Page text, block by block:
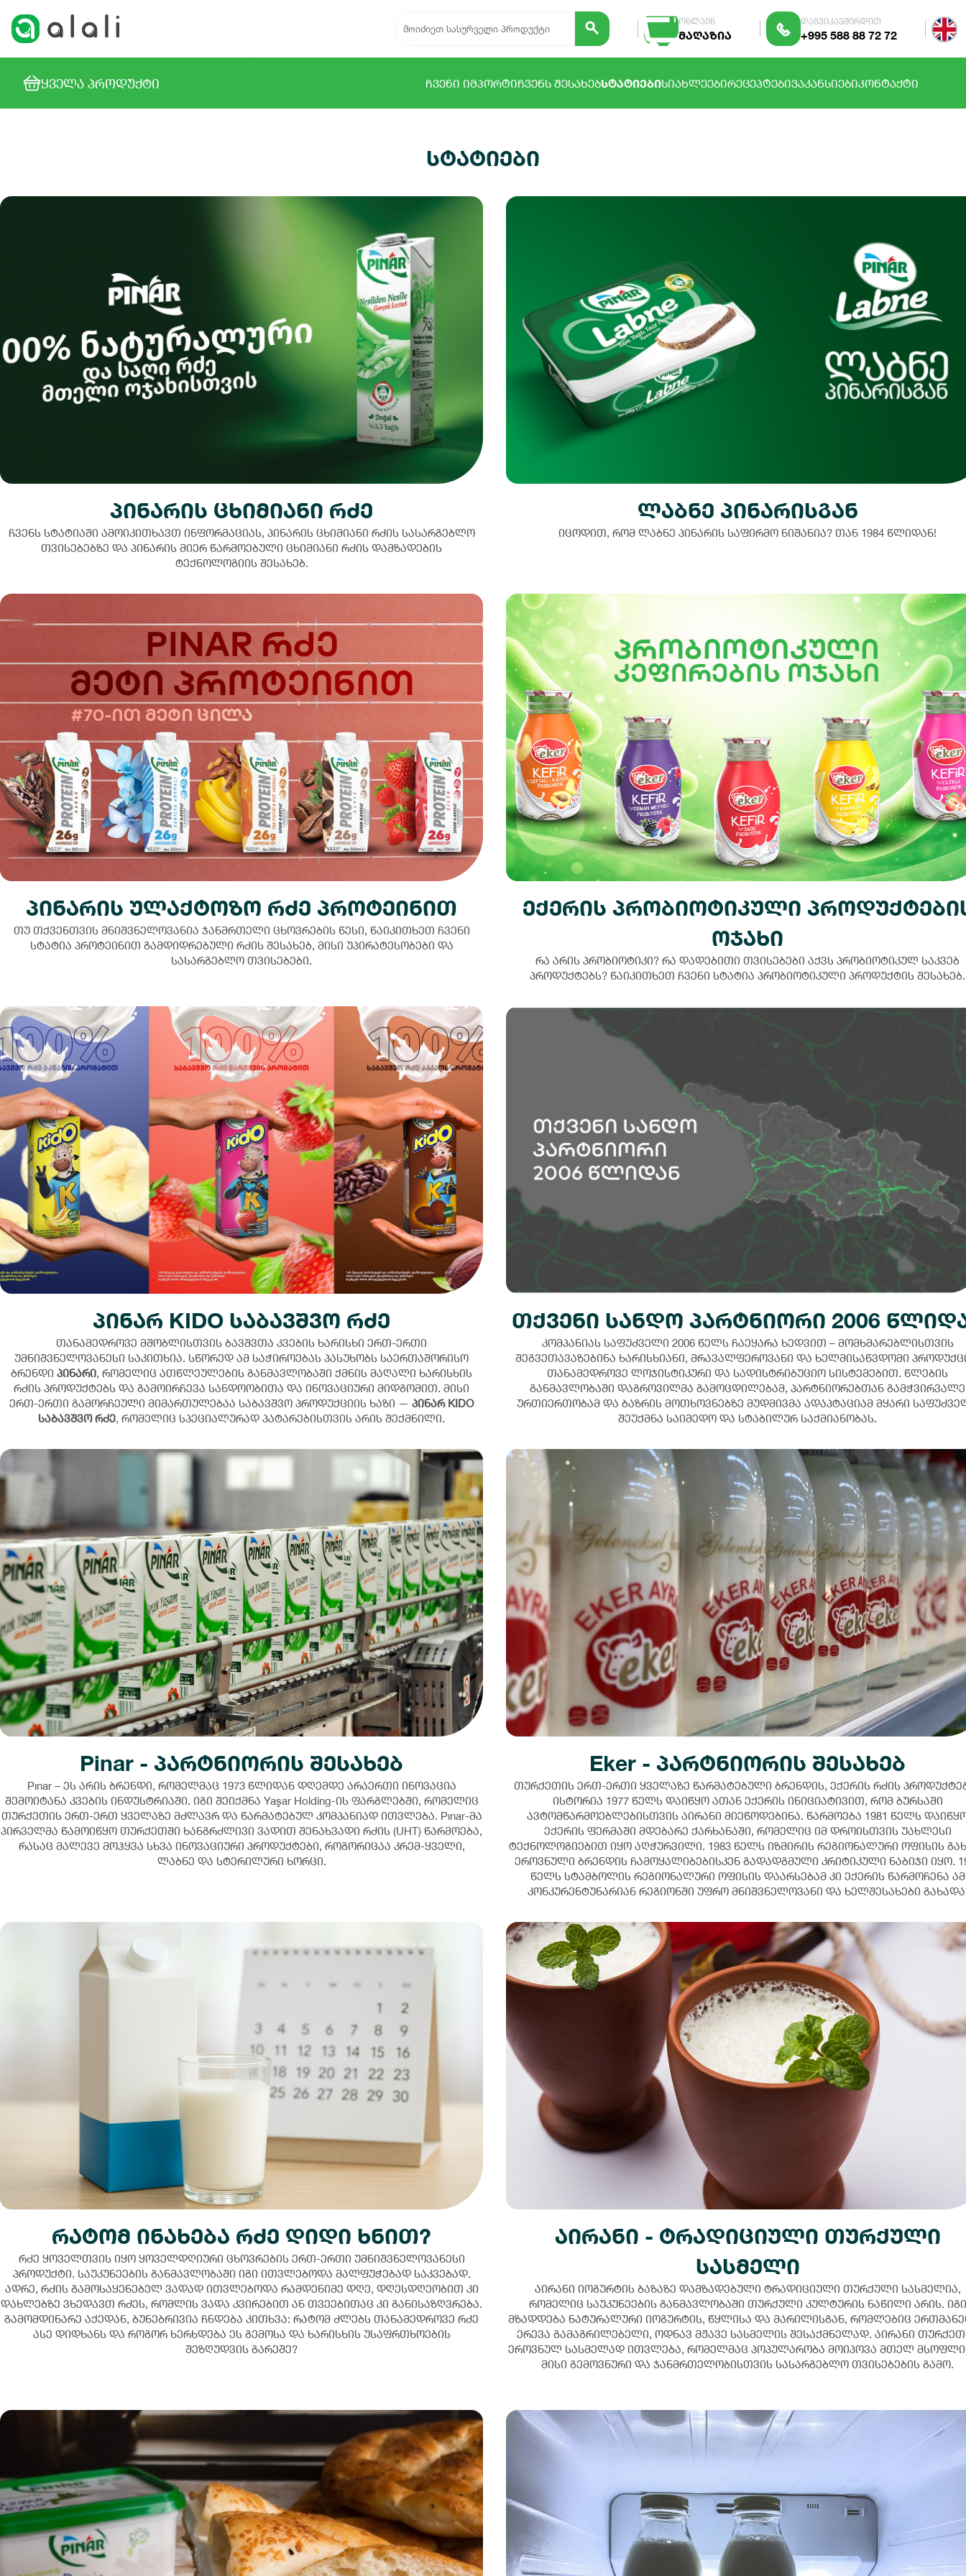
ონლაინ
მაღაზია
დაგვიკავშირდით
+995 588 88 72 72
ᲧᲕᲔᲚᲐ ᲞᲠᲝᲓᲣᲥᲢᲘ ᲩᲕᲔᲜᲘ ᲘᲛᲞᲝᲠᲢᲘᲩᲕᲔᲜᲡ ᲨᲔᲡᲐᲮᲔᲑᲡᲢᲐᲢᲘᲔᲑᲘᲡᲘᲐᲮᲚᲔᲔᲑᲘᲠᲔᲪᲔᲞᲢᲔᲑᲘᲕᲐᲙᲐᲜᲡᲘᲔᲑᲘᲙᲝᲜᲢᲐᲥᲢᲘ
სტატიები
პინარის ცხიმიანი რძე
ჩვენს სტატიაში ამოიკითხავთ ინფორმაციას, პინარის ცხიმიანი რძის სასარგებლო
თვისებებზე და პინარის მიერ წარმოებული ცხიმიანი რძის დამზადების
ტექნოლოგიის შესახებ.
ლაბნე პინარისგან
იცოდით, რომ ლაბნე პინარის საფირმო ნიშანია? თან 1984 წლიდან!
პინარის ულაქტოზო რძე პროტეინით
თუ თქვენთვის მნიშვნელოვანია ჯანმრთელი ცხოვრების წესი, წაიკითხეთ ჩვენი
სტატია პროტეინით გამდიდრებული რძის შესახებ, მისი უპირატესობები და
სასარგებლო თვისებები.
ექერის პრობიოტიკული
ოჯახი
რა არის პრობიოტიკი? რა დადებითი თვისებები აქვს პრობიოტიკულ საკვებ
პროდუქტებს? წაიკითხეთ ჩვენი სტატია პრობიოტიკული პროდუქტის შესახებ.
პინარ KIDO საბავშვო რძე
თანამედროვე მშობლისთვის ბავშვთა კვების ხარისხი ერთ-ერთი
უმნიშვნელოვანესი საკითხია. სწორედ ამ საჭიროებას პასუხობს საერთაშორისო
ბრენდი პინარი, რომელიც ათწლეულების განმავლობაში ქმნის მაღალი ხარისხის
რძის პროდუქტებს და გამოირჩევა სანდოობითა და ინოვაციური მიდგომით. მისი
ერთ-ერთი გამორჩეული მიმართულებაა საბავშვო პროდუქციის ხაზი — პინარ KIDO
საბავშვო რძე, რომელიც სპეციალურად პატარებისთვის არის შექმნილი.
თქვენი სანდო პარტნიორი 2006
კომპანიას საფუძველი 2006 წელს ჩაეყარა ხედვით – მომხმარებლისთვის
შეგვეთავაზებინა ხარისხიანი, მრავალფეროვანი და ხელმისაწვდომი
თანამედროვე ლოჯისტიკური და სადისტრიბუციო სისტემებით. წლების
განმავლობაში დაგროვილმა გამოცდილებამ, პარტნიორებთან გამჭვირვალე
ურთიერთობამ და ბაზრის მოთხოვნებზე მუდმივმა ადაპტაციამ მყარი
შეუქმნა საიმედო და სტაბილურ საქმიანობას.
Pinar - პარტნიორის შესახებ
Pınar – ეს არის ბრენდი, რომელმაც 1973 წლიდან დღემდე არაერთი ინოვაცია
შემოიტანა კვების ინდუსტრიაში. იგი შეიქმნა Yaşar Holding-ის ფარგლებში, რომელიც
თურქეთის ერთ-ერთ ყველაზე მძლავრ და წარმატებულ კომპანიად ითვლება. Pınar-მა
პირველმა წამოიწყო თურქეთში ხანგრძლივი ვადით შენახვადი რძის (UHT) წარმოება,
რასაც მალევე მოჰყვა სხვა ინოვაციური პროდუქტები, როგორიცაა კრემ-ყველი,
ლაბნე და სტერილური ხორცი.
Eker - პარტნიორის შესახებ
თურქეთის ერთ-ერთი ყველაზე წარმატებული ბრენდის, ექერის რძის
ისტორია 1977 წელს დაიწყო ათან ექერის ინიციატივით, რომ ბურსაში
ავტომწარმოებლებისთვის აირანი მიეწოდებინა. წარმოება 1981 წელს
ექერის ფერმაში მდებარე ქარხანაში, რომელიც იმ დროისთვის უახლესი
ტექნოლოგიებით იყო აღჭურვილი. 1983 წელს იზმირის რეგიონალური ოფისის
ეროვნული ბრენდის ჩამოყალიბებისკენ გადადგმული კრიტიკული ნაბიჯი იყო.
წელს სტამბოლის რეგიონალური ოფისის დაარსებამ კი ექერის წარმოჩენა ამ
კონკურენტუნარიან რეგიონში უფრო მნიშვნელოვანი და ხელშესახები
რატომ ინახება რძე დიდი ხნით?
რძე ყოველთვის იყო ყოველდღიური ცხოვრების ერთ-ერთი უმნიშვნელოვანესი
პროდუქტი. საუკუნეების განმავლობაში იგი ითვლებოდა მალფუჭებად საკვებად.
ადრე, რძის გამოსაყენებელ ვადად ითვლებოდა რამდენიმე დღე, დღესდღეობით კი
დახლებზე ვხედავთ რძეს, რომლის ვადა კვირებით ან თვეებითაც კი განისაზღვრება.
გამომდინარე აქედან, ბუნებრივია ჩნდება კითხვა: რატომ ძლებს თანამედროვე რძე
ასე დიდხანს და როგორ ხერხდება ეს გემოსა და ხარისხის უსაფრთხოების
შეზღუდვის გარეშე?
აირანი - ტრადიციული თურქული
სასმელი
აირანი იოგურტის ბაზაზე დამზადებული ტრადიციული თურქული სასმელია,
რომელიც საუკუნეების განმავლობაში თურქული კულტურის ნაწილი არის. იგი
მზადდება ნატურალური იოგურტის, წყლისა და მარილისგან, რომლებიც
ერევა გამაგრილებელი, ოდნავ მჟავე სასმელის შესაქმნელად. აირანი
ეროვნულ სასმელად ითვლება, რომელმაც პოპულარობა მოიპოვა მთელ
მისი გემოვნური და ჯანმრთელობისთვის სასარგებლო თვისებების გამო.